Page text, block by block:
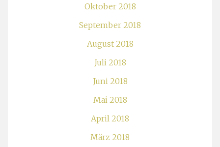
Oktober 2018
September 2018
August 2018
Juli 2018
Juni 2018
Mai 2018
April 2018
März 2018